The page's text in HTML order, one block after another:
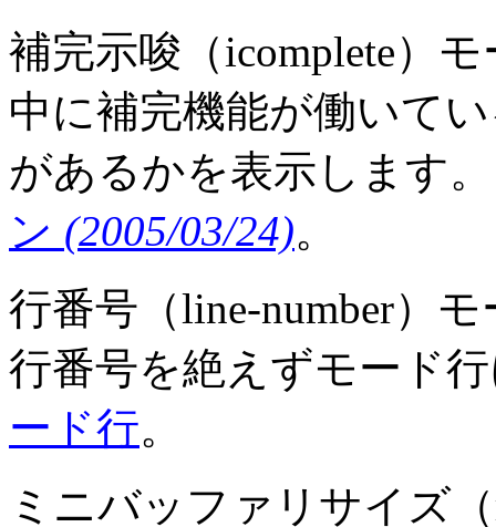
補完示唆（icomplete）
中に補完機能が働いて
があるかを表示します
ン (2005/03/24)。
行番号（line-number）
行番号を絶えずモード
ード行。
ミニバッファリサイズ